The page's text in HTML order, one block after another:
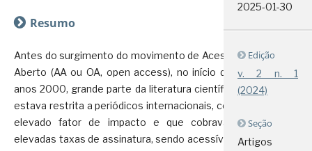
Resumo
Antes do surgimento do movimento de Acesso
Aberto (AA ou OA, open access), no início dos
anos 2000, grande parte da literatura científica
estava restrita a periódicos internacionais, com
elevado fator de impacto e que cobravam
elevadas taxas de assinatura, sendo acessíveis
2025-01-30
Edição
v. 2 n. 1
(2024)
Seção
Artigos